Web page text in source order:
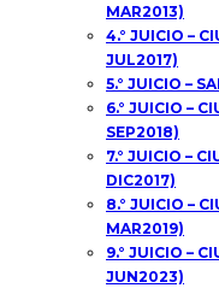
MAR2013)
4.° JUICIO –
JUL2017)
5.° JUICIO –
6.° JUICIO –
SEP2018)
7.° JUICIO –
DIC2017)
8.° JUICIO –
MAR2019)
9.° JUICIO –
JUN2023)